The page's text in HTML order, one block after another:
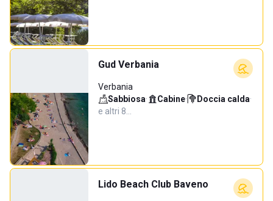
Gud Verbania
Verbania
Sabbiosa· Cabine· Doccia calda·
e altri 8…
Lido Beach Club Baveno